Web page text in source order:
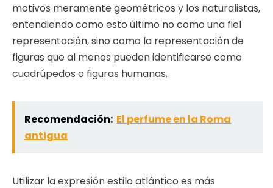
motivos meramente geométricos y los naturalistas,
entendiendo como esto último no como una fiel
representación, sino como la representación de
figuras que al menos pueden identificarse como
cuadrúpedos o figuras humanas.
Recomendación: El perfume en la Roma
antigua
Utilizar la expresión estilo atlántico es más